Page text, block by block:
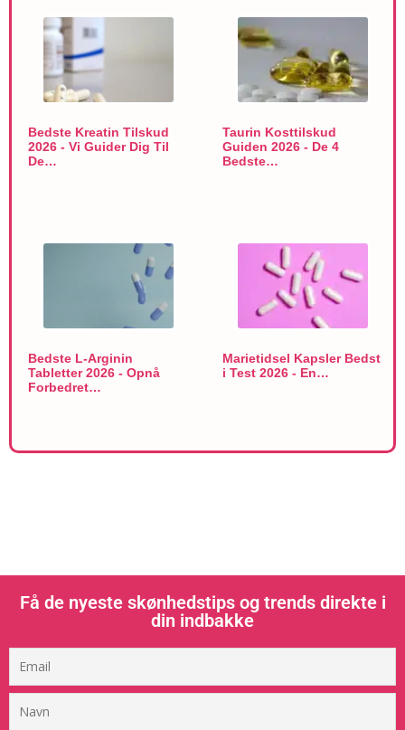
Bedste Kreatin Tilskud
2026 - Vi Guider Dig Til
De…
Taurin Kosttilskud
Guiden 2026 - De 4
Bedste…
Bedste L-Arginin
Tabletter 2026 - Opnå
Forbedret…
Marietidsel Kapsler Bedst
i Test 2026 - En…
Få de nyeste skønhedstips og trends direkte i
din indbakke